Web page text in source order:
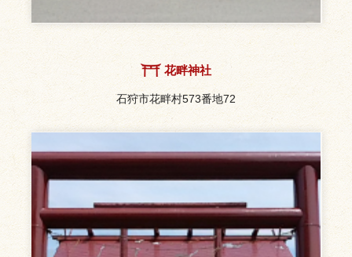
花畔神社
石狩市花畔村573番地72